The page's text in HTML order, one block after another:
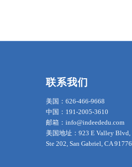
联系我们
美国：626-466-9668
中国：191-2005-3610
邮箱：info@indeededu.com
美国地址：923 E Valley Blvd,
Ste 202, San Gabriel, CA 91776